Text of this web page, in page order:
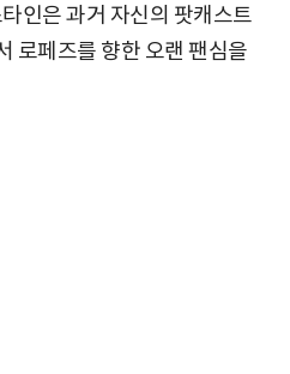
인은 과거 자신의 팟캐스트
로페즈를 향한 오랜 팬심을